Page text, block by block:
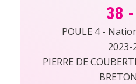
38 -
POULE 4 -
2023-
PIERRE DE